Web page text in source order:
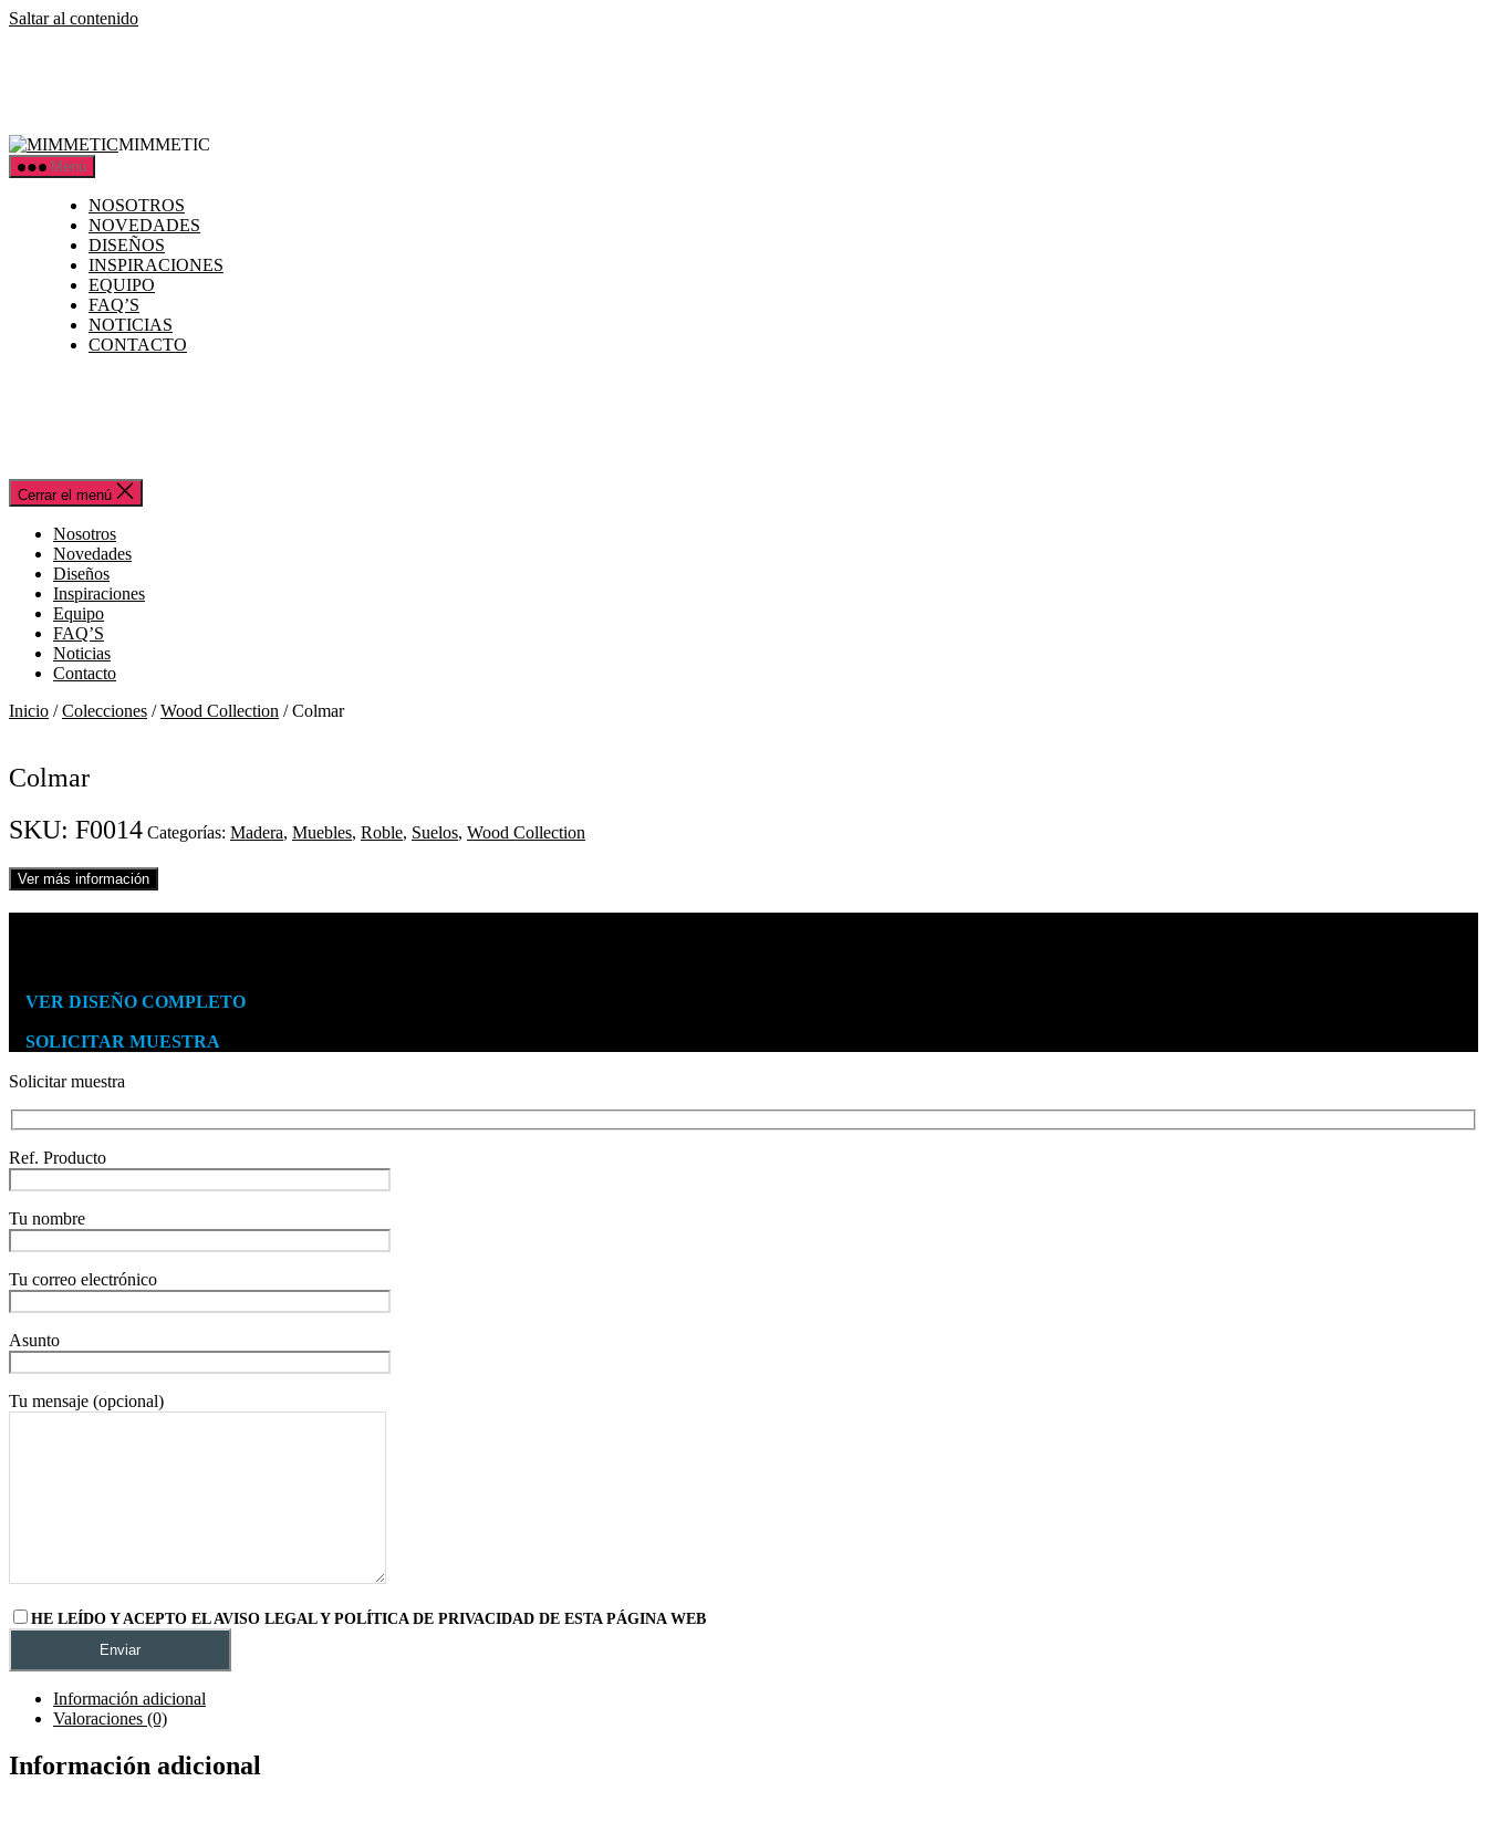
Saltar al contenido
MIMMETIC
Menú
NOSOTROS
NOVEDADES
DISEÑOS
INSPIRACIONES
EQUIPO
FAQ’S
NOTICIAS
CONTACTO
Cerrar el menú
Nosotros
Novedades
Diseños
Inspiraciones
Equipo
FAQ’S
Noticias
Contacto
Inicio /Colecciones /Wood Collection / Colmar
Colmar
SKU: F0014 Categorías: Madera, Muebles, Roble, Suelos, Wood Collection
Ver más información
VER DISEÑO COMPLETO
SOLICITAR MUESTRA
Solicitar muestra
Ref. Producto
Tu nombre
Tu correo electrónico
Asunto
Tu mensaje (opcional)
HE LEÍDO Y ACEPTO EL AVISO LEGAL Y POLÍTICA DE PRIVACIDAD DE ESTA PÁGINA WEB
Información adicional
Valoraciones (0)
Información adicional